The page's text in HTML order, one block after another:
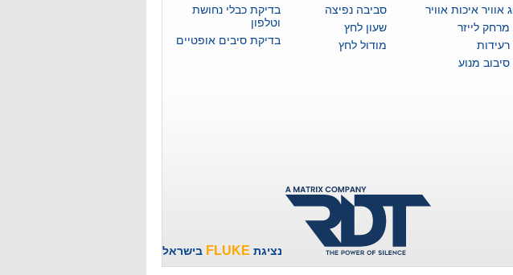
אוויר איכות אוויר
מרחק לייזר
רעידות
סיבוב מנוע
סביבה נפיצה
שעון לחץ
מודול לחץ
בדיקת כבלי נחושת
וטלפון
בדיקת סיבים אופטיים
נציגת FLUKE בישראל